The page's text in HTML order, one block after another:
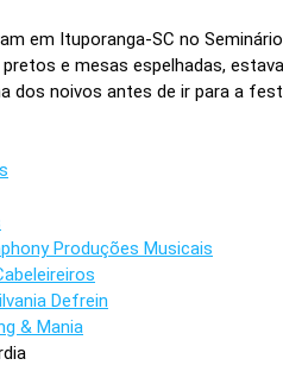
em Ituporanga-SC no
e mesas espelhadas,
dos noivos antes de ir para a
Produções Musicais
Defrein
& Mania